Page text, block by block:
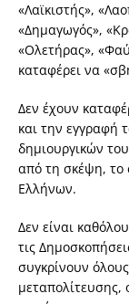
«Λαϊκιστής»,
«Δημαγωγός»,
«Ολετήρας»,
καταφέρει να
Δεν έχουν
και την εγγραφή
δημιουργικών
από τη σκέψη, το
Ελλήνων.
Δεν είναι
τις
συγκρίνουν
μεταπολίτευσης,